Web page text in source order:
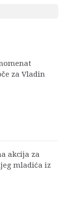
za Vladin
akcija za
mladića iz